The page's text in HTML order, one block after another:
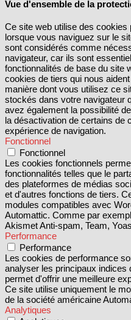
Vue d'ensemble de la
Ce site web utilise des
lorsque vous naviguez sur le
sont considérés comme
navigateur, car ils sont
fonctionnalités de base du site
cookies de tiers qui nous
manière dont vous utilisez ce
stockés dans votre navigateur
avez également la possibilité
la désactivation de certains de
expérience de navigation.
Fonctionnel
Fonctionnel
Les cookies fonctionnels
fonctionnalités telles que le
des plateformes de médias
et d'autres fonctions de tiers.
modules compatibles avec
Automattic. Comme par
Akismet Anti-spam, Team,
Performance
Performance
Les cookies de performance
analyser les principaux indices
permet d'offrir une meilleure
Ce site utilise uniquement le
de la société américaine
Analytiques